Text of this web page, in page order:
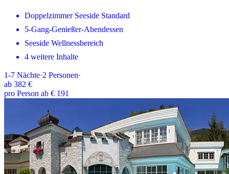
Doppelzimmer Seeside Standard
5-Gang-Genießer-Abendessen
Seeside Wellnessbereich
4 weitere Inhalte
1-7 Nächte·2 Personen·
ab 382 €
pro Person ab € 191